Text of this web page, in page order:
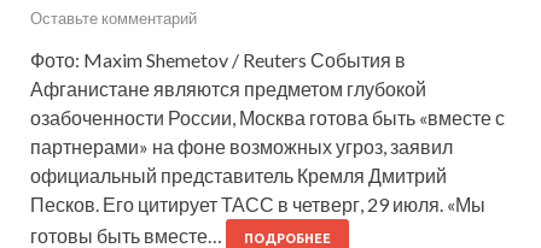
Оставьте комментарий
Фото: Maxim Shemetov / Reuters События в
Афганистане являются предметом глубокой
озабоченности России, Москва готова быть «вместе с
партнерами» на фоне возможных угроз, заявил
официальный представитель Кремля Дмитрий
Песков. Его цитирует ТАСС в четверг, 29 июля. «Мы
готовы быть вместе…
ПОДРОБНЕЕ